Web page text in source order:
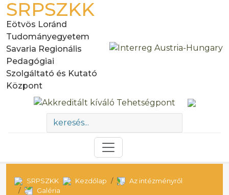
SRPSZKK
Eötvös Loránd
Tudományegyetem
Savaria Regionális
Pedagógiai
Szolgáltató és Kutató
Központ
SRPSZKK Kezdőlap
Az intézményről
Galéria